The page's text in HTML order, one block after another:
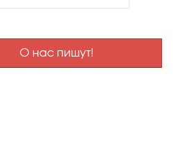
О нас пишут!